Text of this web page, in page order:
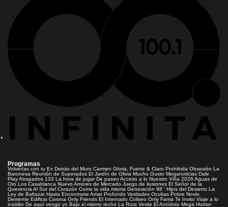
Programas
Volverías con tu Ex Detrás del Muro Carmen Gloria, Fuerte & Claro Prohibida Obsesión La
Baronesa Reunión de Superados El Jardín de Olivia Mucho Gusto Meganoticias Dale
PlayAtrapados 133 La hora de jugar De paseoAcceso a lo Nuestro Viña 2026 Aguas de
Oro Los Casablanca Nuevo Amores de Mercado Juego de ilusiones El Señor de la
Querencia Al Sur del Corazón Como la vida misma Generación 98 ' Hijos del Desierto La
Ley de Baltazar Hasta Encontrarte Amar Profundo Verdades Ocultas Pobre Novio
Demente Edificio Corona Only Friends El Internado Coliseo Only Fama Te Invito Viaje a lo
insólito De aquí vengo yo Bajo el mismo techo La Ruta Verde El Antídoto Mega Humor